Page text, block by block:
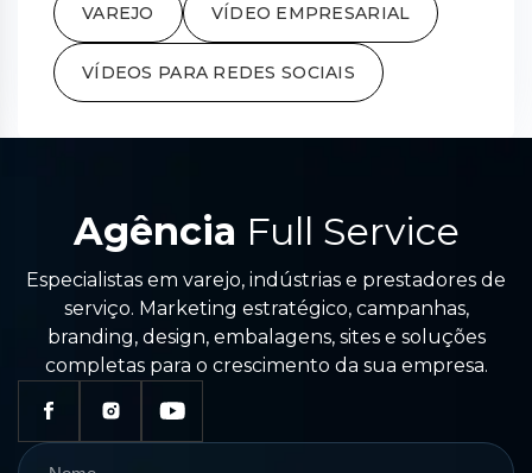
VAREJO VÍDEO EMPRESARIAL
VÍDEOS PARA REDES SOCIAIS
Agência Full Service
Especialistas em varejo, indústrias e prestadores de
serviço. Marketing estratégico, campanhas,
branding, design, embalagens, sites e soluções
completas para o crescimento da sua empresa.